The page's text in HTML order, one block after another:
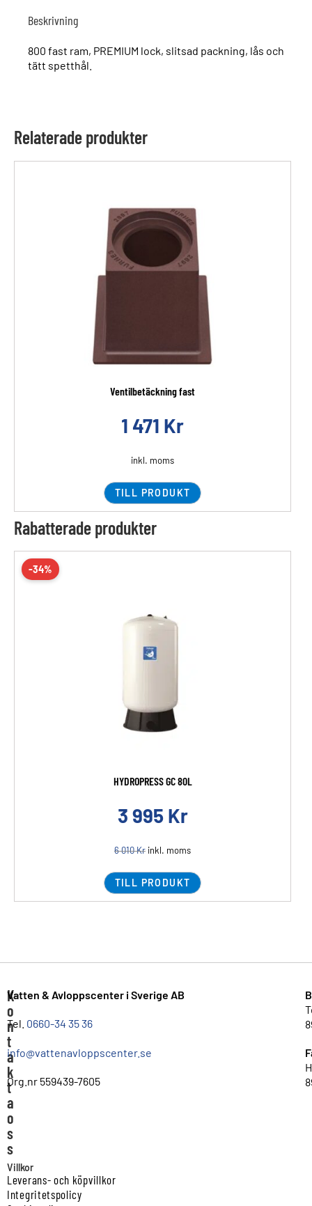
Beskrivning
800 fast ram, PREMIUM lock, slitsad packning, lås och
tätt spetthål.
Relaterade produkter
Ventilbetäckning fast
1 471 Kr
inkl. moms
TILL PRODUKT
Rabatterade produkter
-34%
HYDROPRESS GC 80L
3 995 Kr
6 010Kr inkl. moms
TILL PRODUKT
K
o
n
t
a
k
t
a
o
s
s
Vatten & Avloppscenter i Sverige AB
Tel. 0660-34 35 36
info@vattenavloppscenter.se
Org.nr 559439-7605
Villkor
Leverans- och köpvillkor
Integritetspolicy